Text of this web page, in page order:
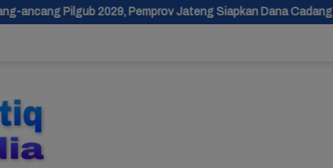
Jateng Siapkan Dana Cadangan Rp1,2 Triliun